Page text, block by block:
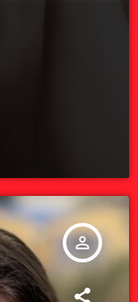
person_outline